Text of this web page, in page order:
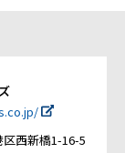
西新橋1-16-5